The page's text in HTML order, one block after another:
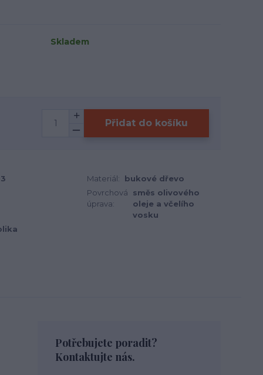
Skladem
Přidat do košíku
Materiál:
bukové dřevo
Povrchová
úprava:
směs olivového
oleje a včelího
vosku
Potřebujete poradit?
Kontaktujte nás.